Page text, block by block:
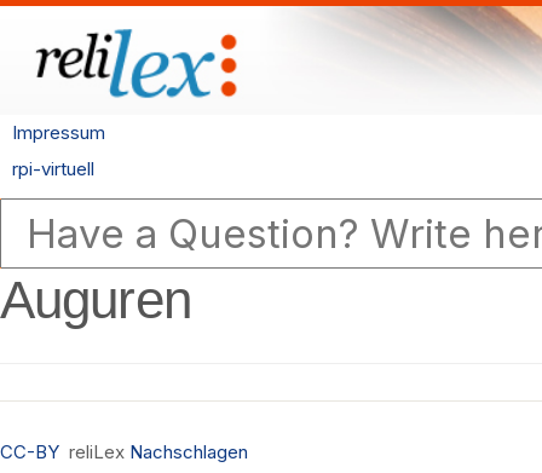
Impressum
rpi-virtuell
Auguren
CC-BY reliLex Nachschlagen